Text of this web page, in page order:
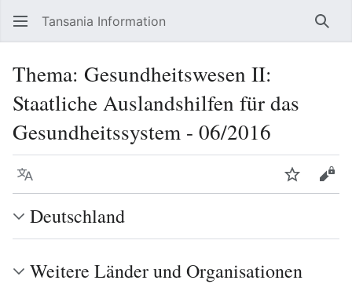
Tansania Information
Thema: Gesundheitswesen II:
Staatliche Auslandshilfen für das
Gesundheitssystem - 06/2016
Sprache
Deutschland
Weitere Länder und Organisationen